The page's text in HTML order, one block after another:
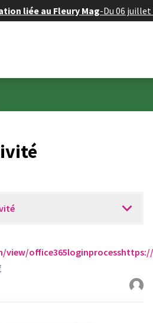
liée au Fleury Mag-Du 06 juillet
view/